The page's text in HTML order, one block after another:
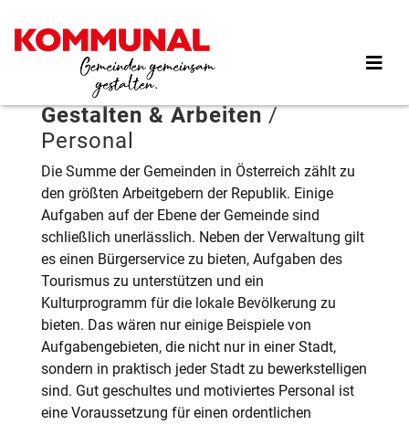
Inhalt
Gestalten & Arbeiten/
Personal
Die Summe der Gemeinden in Österreich zählt zu
den größten Arbeitgebern der Republik. Einige
Aufgaben auf der Ebene der Gemeinde sind
schließlich unerlässlich. Neben der Verwaltung gilt
es einen Bürgerservice zu bieten, Aufgaben des
Tourismus zu unterstützen und ein
Kulturprogramm für die lokale Bevölkerung zu
bieten. Das wären nur einige Beispiele von
Aufgabengebieten, die nicht nur in einer Stadt,
sondern in praktisch jeder Stadt zu bewerkstelligen
sind. Gut geschultes und motiviertes Personal ist
eine Voraussetzung für einen ordentlichen